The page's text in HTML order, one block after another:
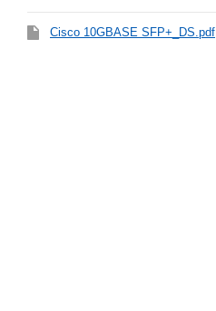
Cisco 10GBASE SFP+_DS.pdf